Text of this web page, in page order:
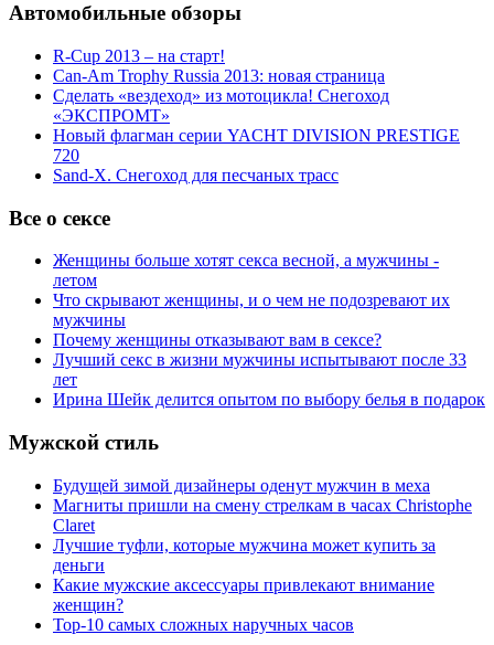
Автомобильные обзоры
R-Cup 2013 – на старт!
Can-Am Trophy Russia 2013: новая страница
Сделать «вездеход» из мотоцикла! Снегоход
«ЭКСПРОМТ»
Новый флагман серии YACHT DIVISION PRESTIGE
720
Sand-X. Снегоход для песчаных трасс
Все о сексе
Женщины больше хотят секса весной, а мужчины -
летом
Что скрывают женщины, и о чем не подозревают их
мужчины
Почему женщины отказывают вам в сексе?
Лучший секс в жизни мужчины испытывают после 33
лет
Ирина Шейк делится опытом по выбору белья в подарок
Мужской стиль
Будущей зимой дизайнеры оденут мужчин в меха
Магниты пришли на смену стрелкам в часах Christophe
Claret
Лучшие туфли, которые мужчина может купить за
деньги
Какие мужские аксессуары привлекают внимание
женщин?
Top-10 самых сложных наручных часов